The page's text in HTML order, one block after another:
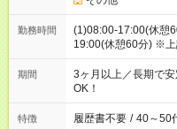
勤務時間
(1)08:00-17:00(休憩
19:00(休憩60分) ※上
務地により異なりま
期間
3ヶ月以上／長期で
OK！
特徴 履歴書不要 / 40～50